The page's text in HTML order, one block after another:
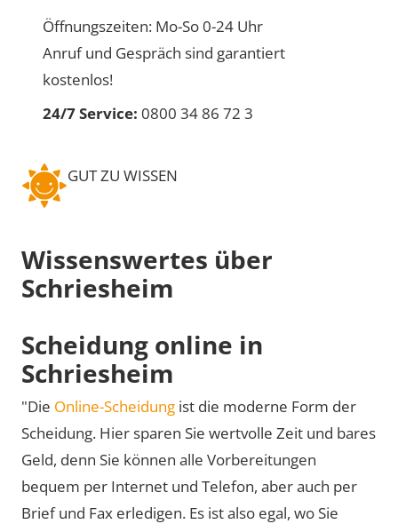
Öffnungszeiten: Mo-So 0-24 Uhr
Anruf und Gespräch sind garantiert
kostenlos!
24/7 Service: 0800 34 86 72 3
GUT ZU WISSEN
Wissenswertes über
Schriesheim
Scheidung online in
Schriesheim
"Die Online-Scheidung ist die moderne Form der
Scheidung. Hier sparen Sie wertvolle Zeit und bares
Geld, denn Sie können alle Vorbereitungen
bequem per Internet und Telefon, aber auch per
Brief und Fax erledigen. Es ist also egal, wo Sie